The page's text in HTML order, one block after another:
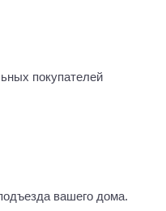
покупателей
вашего дома.